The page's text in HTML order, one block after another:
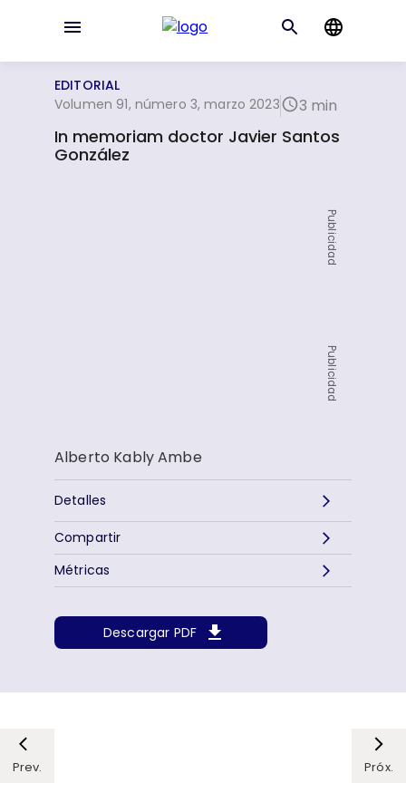
EDITORIAL
Volumen 91, número 3, marzo 2023
3 min
In memoriam doctor Javier Santos
González
Publicidad
Publicidad
Alberto Kably Ambe
Detalles
Descargar PDF
Métricas
Compartir
Prev. Próx.